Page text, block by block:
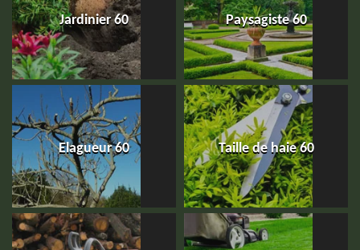
Jardinier 60 Paysagiste 60
Elagueur 60 Taille de haie 60